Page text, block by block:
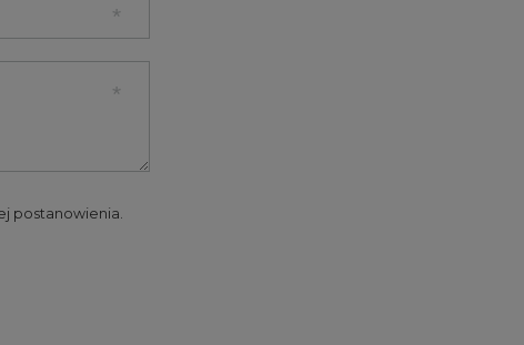
postanowienia.